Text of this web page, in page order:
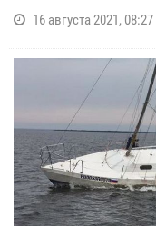
16 августа 2021, 08:27